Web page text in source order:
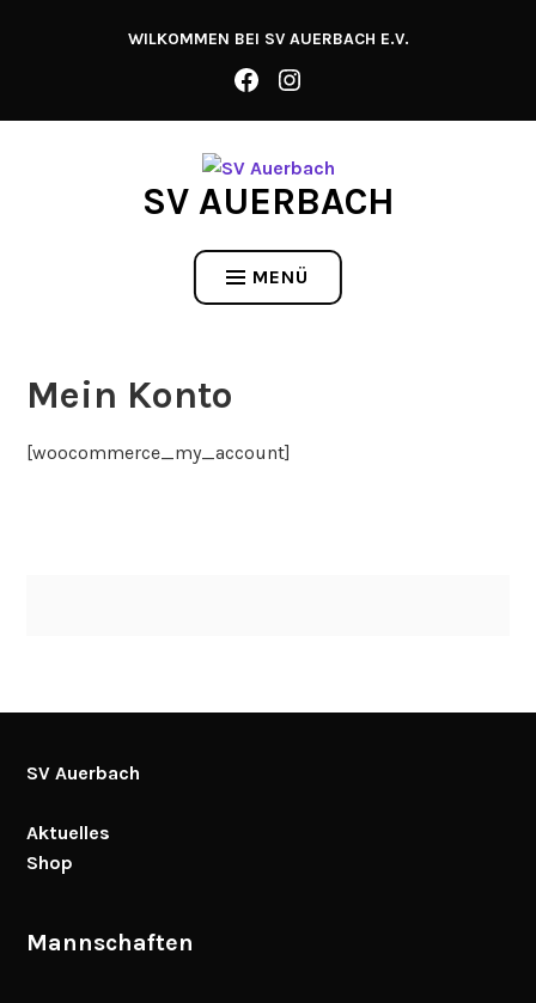
WILKOMMEN BEI SV AUERBACH E.V.
SV AUERBACH
MENÜ
Mein Konto
[woocommerce_my_account]
SV Auerbach
Aktuelles
Shop
Mannschaften